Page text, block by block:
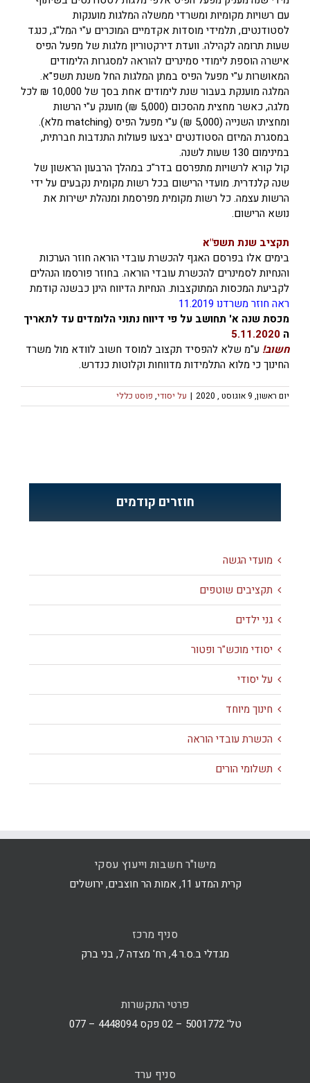
עם רשויות מקומיות ומשרדי ממשלה המלגות מוענקות
לסטודנטים, תלמידי מוסדות אקדמיים המוכרים ע"י המל"ג, כנגד
שעות תרומה לקהילה. וועדת דירקטוריון מלגות של מפעל הפיס
אישרה הוספת לימודי סמינרים להוראה למסגרות הלימודים
המאושרות ע"י מפעל הפיס במתן המלגות החל משנת תשפ"א.
המלגה מוענקת בעבור שנת לימודים אחת בסך של 10,000 ₪ לכל
מלגה, כאשר מחצית מהסכום (5,000 ₪) מוענק ע"י הרשות
ומחציתו השנייה (5,000 ₪) ע"י מפעל הפיס (matching מלא).
במסגרת המיזם הסטודנטים יבצעו פעולות התנדבות חברתית,
במינימום 130 שעות לשנה.
קול קורא לרשויות מתפרסם בדר"כ במהלך הרבעון הראשון של
שנה קלנדרית. מועדי הרישום בכל רשות מקומית נקבעים על ידי
הרשות עצמה. כל רשות מקומית מפרסמת ומנהלת ישירות את
נושא הרישום.
תקציב שנת תשפ"א
בימים אלו בפרסם האגף להכשרת עובדי הוראה חוזר הערכות
והנחיות לסמינרים להכשרת עובדי הוראה. בחוזר פורסמו הנהלים
לקביעת המכסות המתוקצבות. הנחיות הדיווח הינן כבשנה קודמת
ראה חוזר משרדנו 11.2019
מכסת שנה א' תחושב על פי דיווח נתוני הלומדים עד לתאריך
ה 5.11.2020
חשוב! ע"מ שלא להפסיד תקצוב למוסד חשוב לוודא מול משרד
החינוך כי מלוא התלמידות מדווחות וקלוטות כנדרש.
יום ראשון, 9 אוגוסט , 2020 | על יסודי, פוסט כללי
חוזרים קודמים
מועדי הגשה
תקציבים שוטפים
גני ילדים
יסודי מוכש"ר ופטור
על יסודי
חינוך מיוחד
הכשרת עובדי הוראה
תשלומי הורים
מישו"ר חשבות וייעוץ עסקי
קרית המדע 11, אמות הר חוצבים, ירושלים
סניף מרכז
מגדלי ב.ס.ר 4, רח' מצדה 7, בני ברק
פרטי התקשרות
טל' 5001772 – 02 פקס 4448094 – 077
סניף ערד